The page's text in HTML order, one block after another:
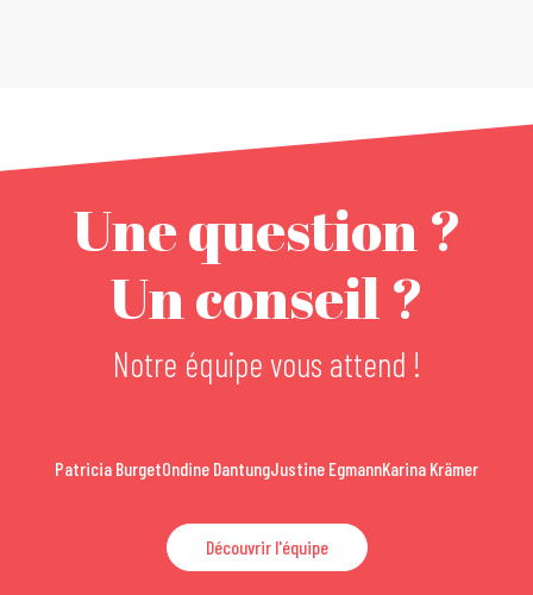
Une question ?
Un conseil ?
Notre équipe vous attend !
Patricia BurgetOndine DantungJustine EgmannKarina Krämer
Découvrir l'équipe